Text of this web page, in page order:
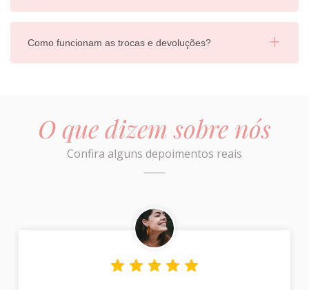
Como funcionam as trocas e devoluções?
O que dizem sobre nós
Confira alguns depoimentos reais